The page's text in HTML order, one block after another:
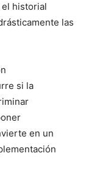
historial
las
si la
en un